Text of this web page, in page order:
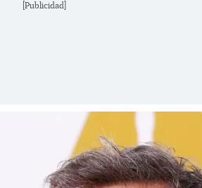
[Publicidad]